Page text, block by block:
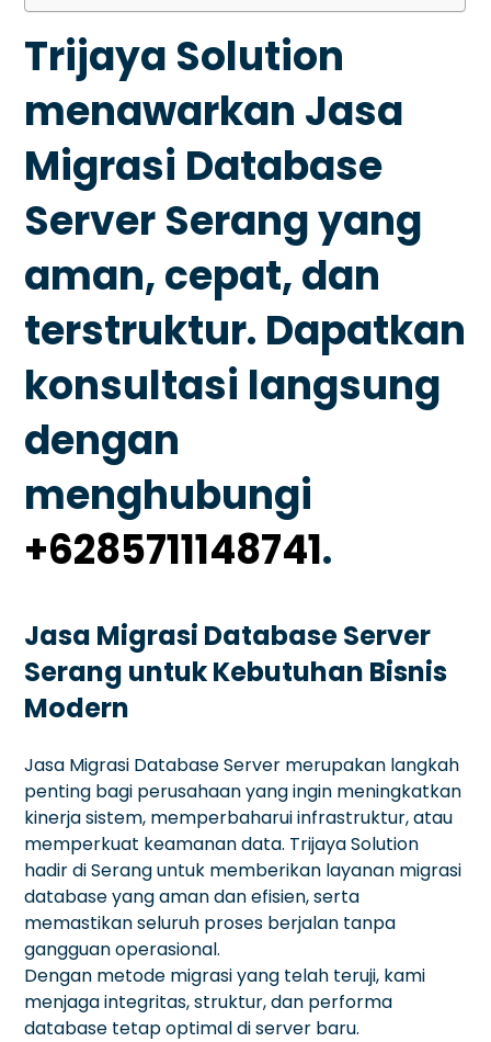
Trijaya Solution
menawarkan Jasa
Migrasi Database
Server Serangyang
aman, cepat, dan
terstruktur. Dapatkan
konsultasi langsung
dengan
menghubungi
+6285711148741.
Jasa Migrasi Database Server
Serang untuk Kebutuhan Bisnis
Modern
Jasa Migrasi Database Server merupakan langkah
penting bagi perusahaan yang ingin meningkatkan
kinerja sistem, memperbaharui infrastruktur, atau
memperkuat keamanan data. Trijaya Solution
hadir di Serang untuk memberikan layanan migrasi
database yang aman dan efisien, serta
memastikan seluruh proses berjalan tanpa
gangguan operasional.
Dengan metode migrasi yang telah teruji, kami
menjaga integritas, struktur, dan performa
database tetap optimal di server baru.